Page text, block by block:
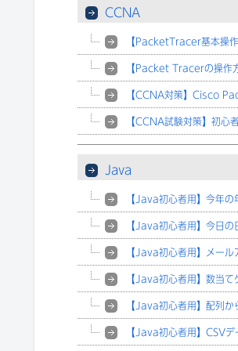
CCNA
【PacketTracer基本操
【Packet Tracerの操作
【CCNA対策】Cisco
【CCNA試験対策】初心
Java
【Java初心者用】今年
【Java初心者用】今日
【Java初心者用】メール
【Java初心者用】数当
【Java初心者用】配列
【Java初心者用】CSV